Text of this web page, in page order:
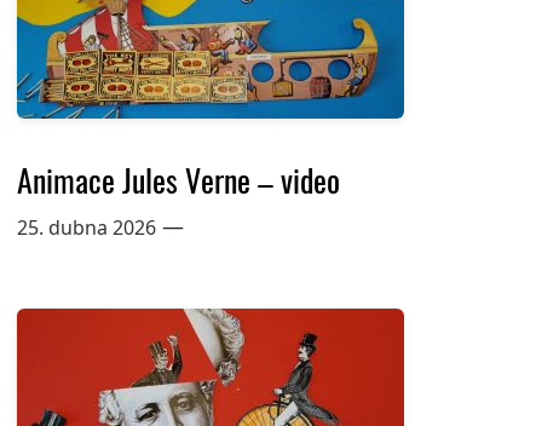
Animace Jules Verne – video
25. dubna 2026—